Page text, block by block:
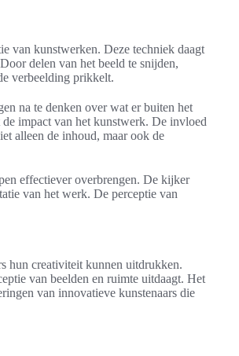
van kunstwerken. Deze techniek daagt
delen van het beeld te snijden,
verbeelding prikkelt.
na te denken over wat er buiten het
impact van het kunstwerk. De invloed
alleen de inhoud, maar ook de
effectiever overbrengen. De kijker
van het werk. De perceptie van
hun creativiteit kunnen uitdrukken.
van beelden en ruimte uitdaagt. Het
van innovatieve kunstenaars die